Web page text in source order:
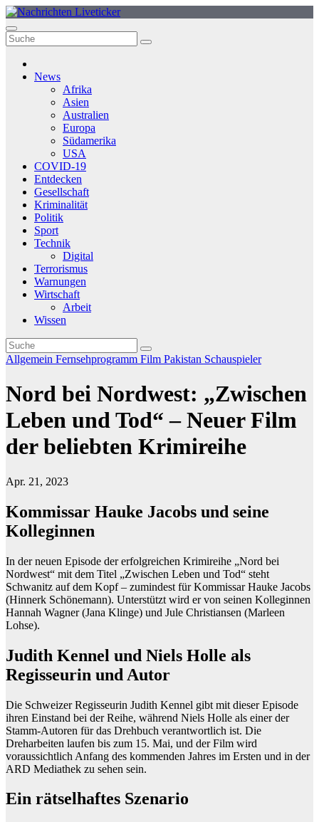
Zum
Inhalt
springen
News
Afrika
Asien
Australien
Europa
Südamerika
USA
COVID-19
Entdecken
Gesellschaft
Kriminalität
Politik
Sport
Technik
Digital
Terrorismus
Warnungen
Wirtschaft
Arbeit
Wissen
Allgemein Fernsehprogramm Film Pakistan Schauspieler
Nord bei Nordwest: „Zwischen
Leben und Tod“ – Neuer Film
der beliebten Krimireihe
Apr. 21, 2023
Kommissar Hauke Jacobs und seine
Kolleginnen
In der neuen Episode der erfolgreichen Krimireihe „Nord bei
Nordwest“ mit dem Titel „Zwischen Leben und Tod“ steht
Schwanitz auf dem Kopf – zumindest für Kommissar Hauke Jacobs
(Hinnerk Schönemann). Unterstützt wird er von seinen Kolleginnen
Hannah Wagner (Jana Klinge) und Jule Christiansen (Marleen
Lohse).
Judith Kennel und Niels Holle als
Regisseurin und Autor
Die Schweizer Regisseurin Judith Kennel gibt mit dieser Episode
ihren Einstand bei der Reihe, während Niels Holle als einer der
Stamm-Autoren für das Drehbuch verantwortlich ist. Die
Dreharbeiten laufen bis zum 15. Mai, und der Film wird
voraussichtlich Anfang des kommenden Jahres im Ersten und in der
ARD Mediathek zu sehen sein.
Ein rätselhaftes Szenario